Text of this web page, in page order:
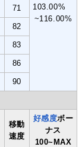
103.00%
~116.00%
71
82
83
86
90
移動
速度
好感度ボー
ナス
100~MAX